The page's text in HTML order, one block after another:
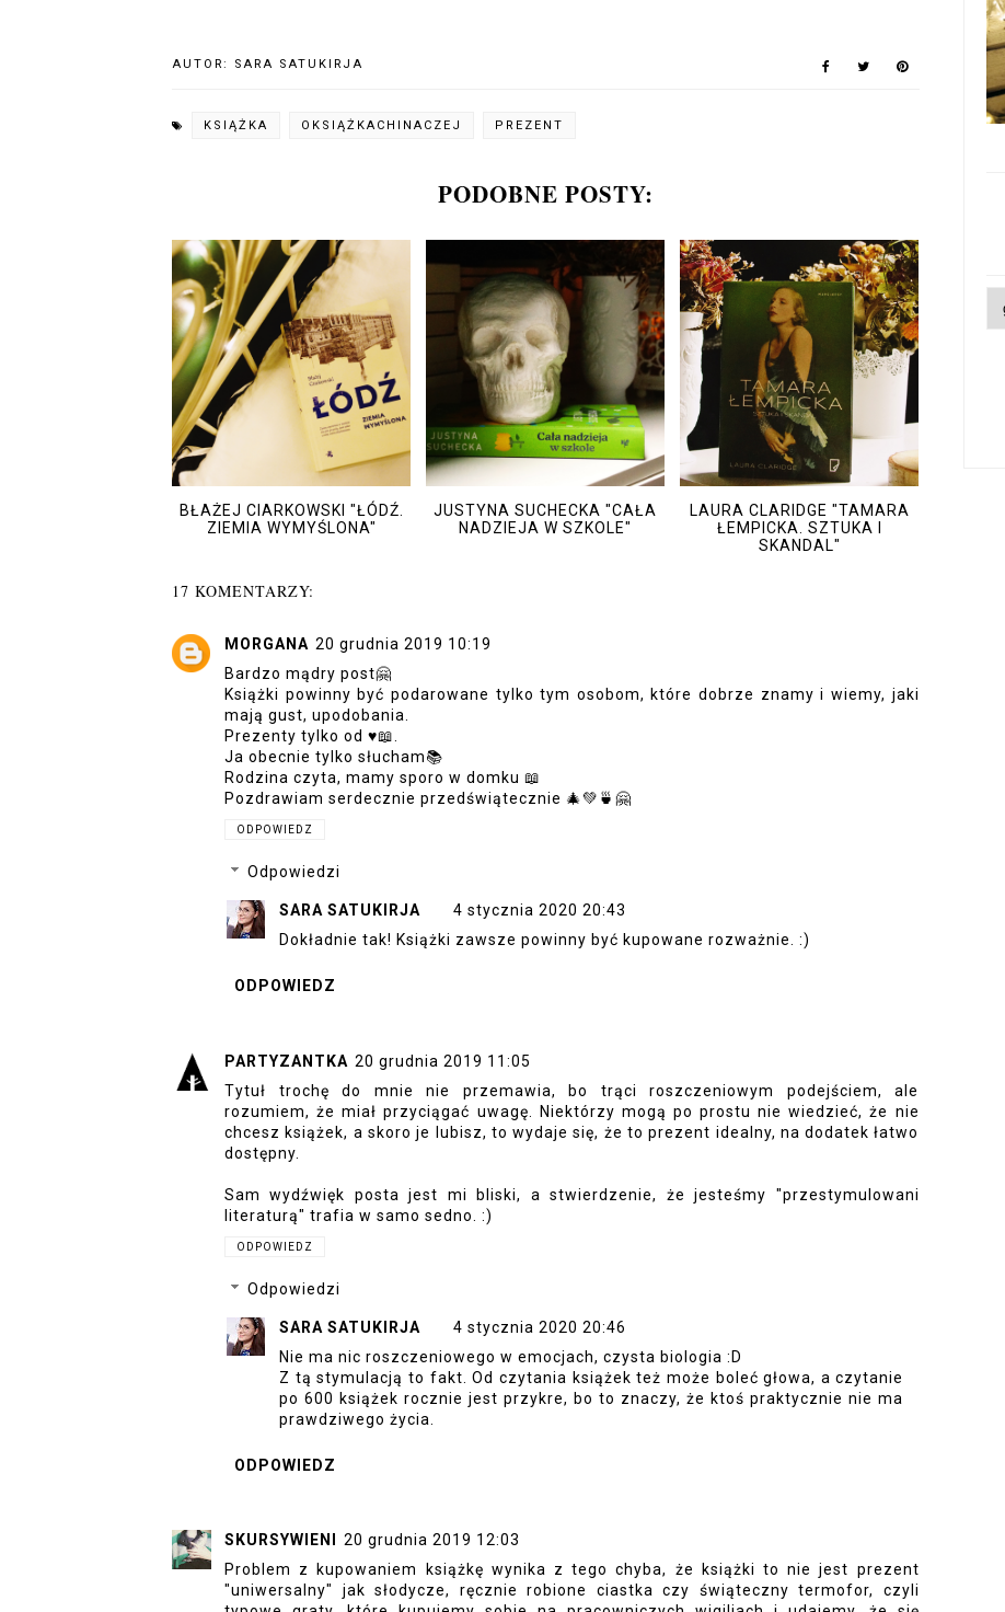
AUTOR: SARA SATUKIRJA
KSIĄŻKA OKSIĄŻKACHINACZEJ PREZENT
PODOBNE POSTY:
BŁAŻEJ CIARKOWSKI "ŁÓDŹ.
ZIEMIA WYMYŚLONA"
JUSTYNA SUCHECKA "CAŁA
NADZIEJA W SZKOLE"
LAURA CLARIDGE "TAMARA
ŁEMPICKA. SZTUKA I
SKANDAL"
17 KOMENTARZY:
MORGANA 20 grudnia 2019 10:19
Bardzo mądry post🤗
Książki powinny być podarowane tylko tym osobom, które dobrze znamy i wiemy, jaki
mają gust, upodobania.
Prezenty tylko od ♥️📖.
Ja obecnie tylko słucham📚
Rodzina czyta, mamy sporo w domku 📖
Pozdrawiam serdecznie przedświątecznie 🎄💚🍵🤗
ODPOWIEDZ
Odpowiedzi
SARA SATUKIRJA
4 stycznia 2020 20:43
Dokładnie tak! Książki zawsze powinny być kupowane rozważnie. :)
ODPOWIEDZ
PARTYZANTKA 20 grudnia 2019 11:05
Tytuł trochę do mnie nie przemawia, bo trąci roszczeniowym podejściem, ale
rozumiem, że miał przyciągać uwagę. Niektórzy mogą po prostu nie wiedzieć, że nie
chcesz książek, a skoro je lubisz, to wydaje się, że to prezent idealny, na dodatek łatwo
dostępny.
Sam wydźwięk posta jest mi bliski, a stwierdzenie, że jesteśmy "przestymulowani
literaturą" trafia w samo sedno. :)
ODPOWIEDZ
Odpowiedzi
SARA SATUKIRJA
4 stycznia 2020 20:46
Nie ma nic roszczeniowego w emocjach, czysta biologia :D
Z tą stymulacją to fakt. Od czytania książek też może boleć głowa, a czytanie
po 600 książek rocznie jest przykre, bo to znaczy, że ktoś praktycznie nie ma
prawdziwego życia.
ODPOWIEDZ
SKURSYWIENI
20 grudnia 2019 12:03
Problem z kupowaniem książkę wynika z tego chyba, że książki to nie jest prezent
"uniwersalny" jak słodycze, ręcznie robione ciastka czy świąteczny termofor, czyli